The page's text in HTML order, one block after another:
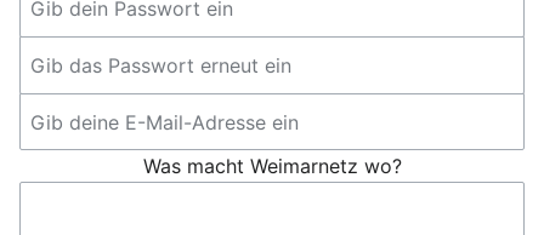
Was macht Weimarnetz wo?